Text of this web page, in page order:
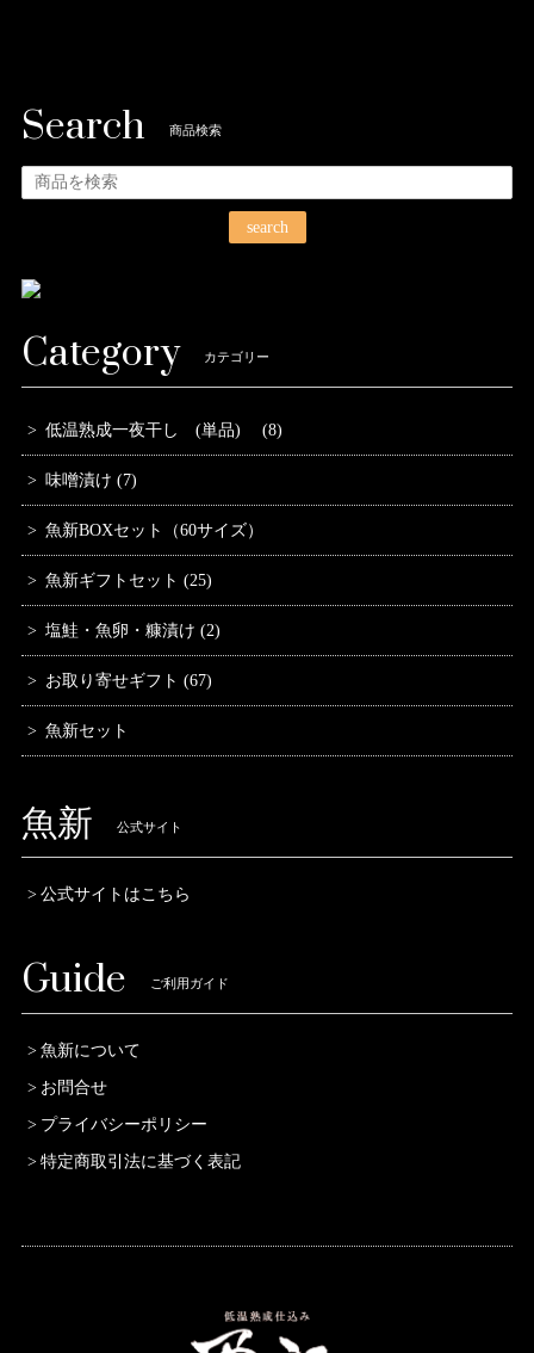
Search 商品検索
search
Category カテゴリー
低温熟成一夜干し (単品) (8)
味噌漬け (7)
魚新BOXセット（60サイズ）
魚新ギフトセット (25)
塩鮭・魚卵・糠漬け (2)
お取り寄せギフト (67)
魚新セット
魚新 公式サイト
公式サイトはこちら
Guide ご利用ガイド
魚新について
お問合せ
プライバシーポリシー
特定商取引法に基づく表記